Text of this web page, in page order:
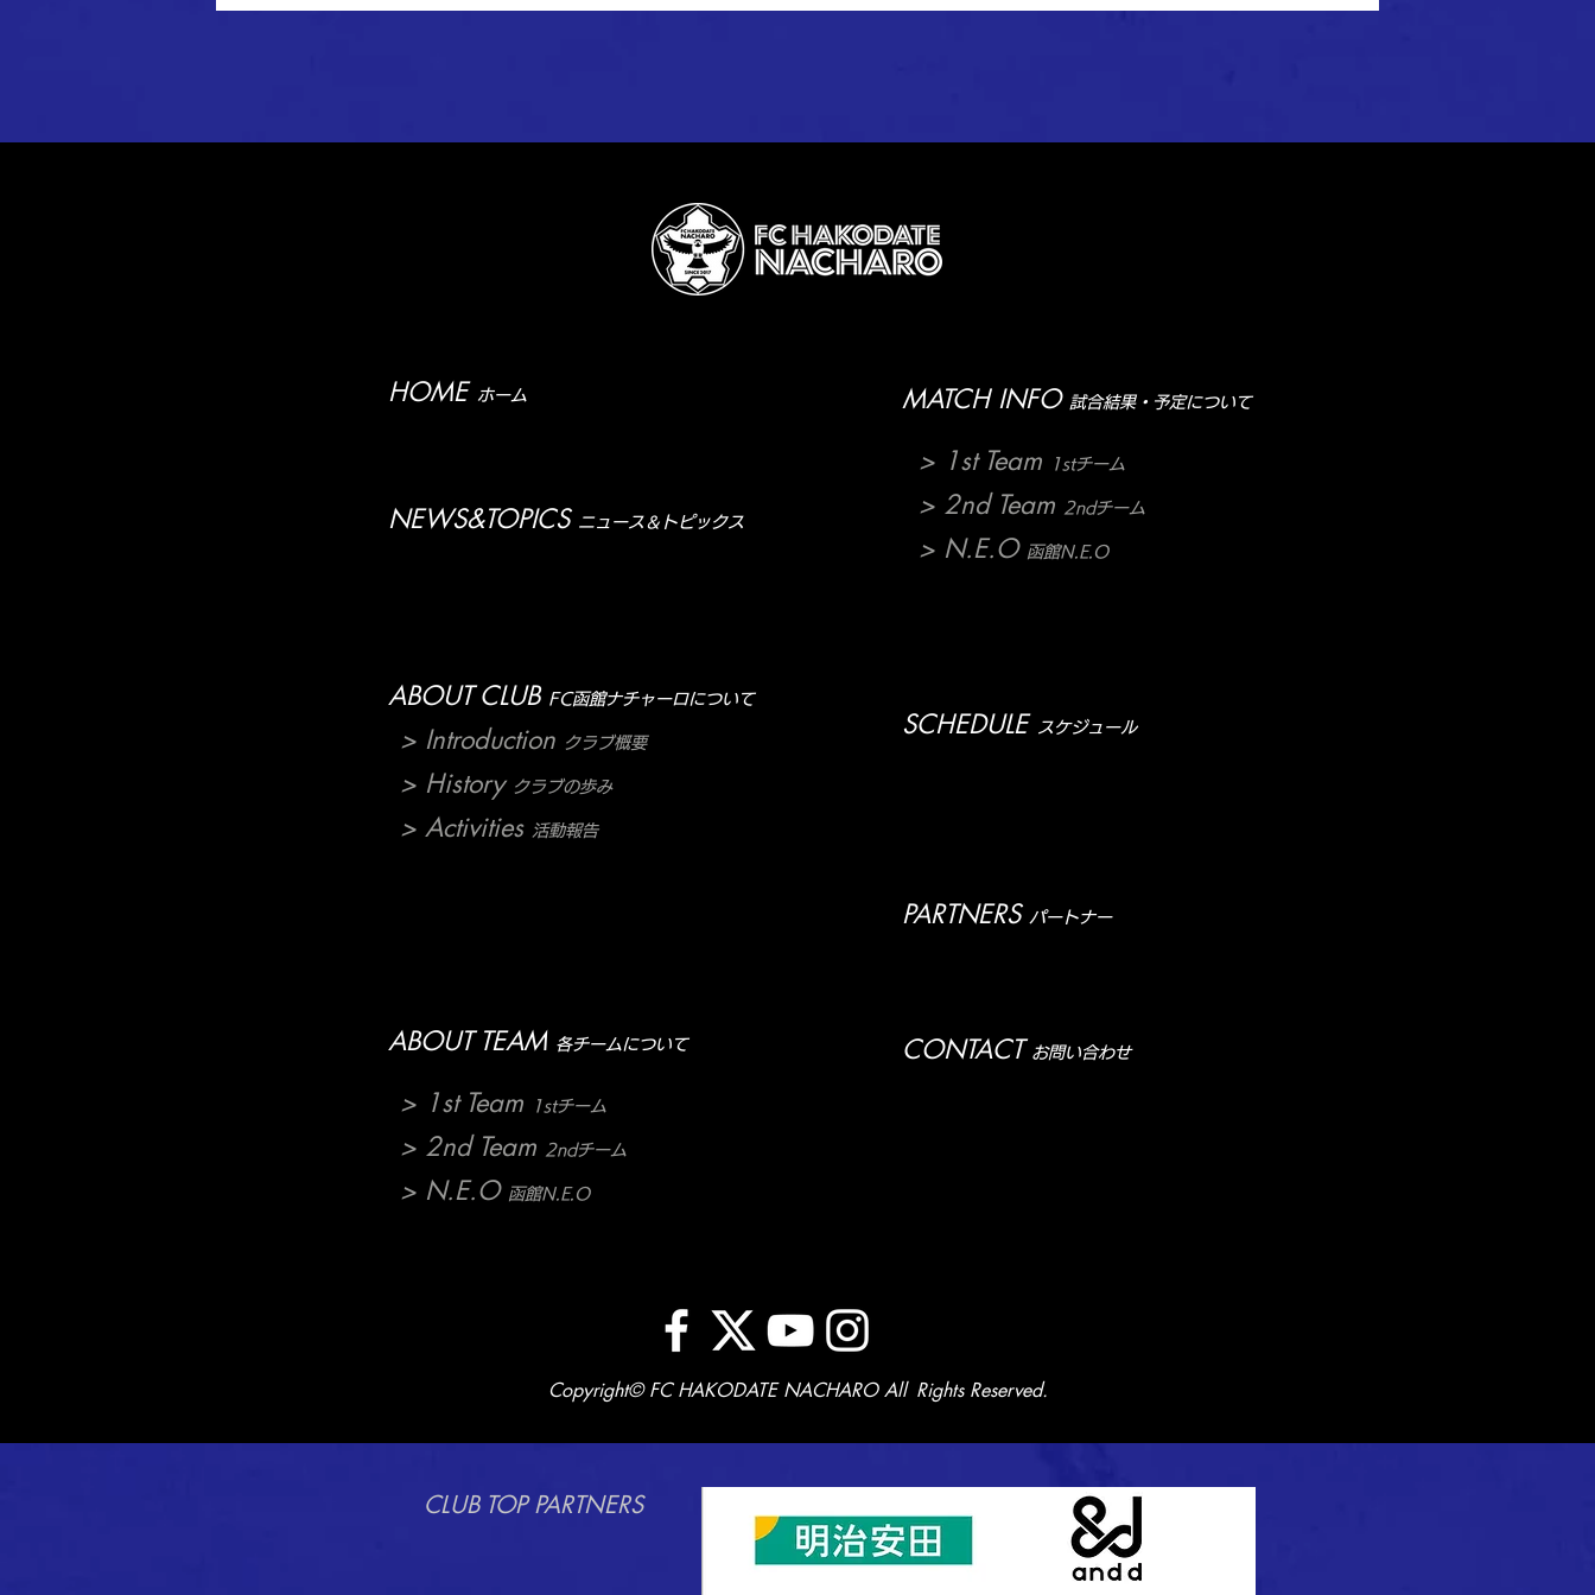
6節 試合結果
3節～第5節 試合結果
カー選手権大会 函館地区予選
HOME ホーム
NEWS&TOPICS ニュース＆トピックス
MATCH INFO 試合結果・予定について
> 1st Team 1stチーム
> 2nd Team 2ndチーム
> N.E.O 函館N.E.O
ABOUT CLUB FC函館ナチャーロについて
> Introduction クラブ概要
> History クラブの歩み
> Activities 活動報告
SCHEDULE スケジュール
PARTNERS パートナー
ABOUT TEAM 各チームについて
> 1st Team 1stチーム
> 2nd Team 2ndチーム
> N.E.O 函館N.E.O
CONTACT お問い合わせ
Copyright© FC HAKODATE NACHARO All Rights Reserved.
CLUB TOP PARTNERS